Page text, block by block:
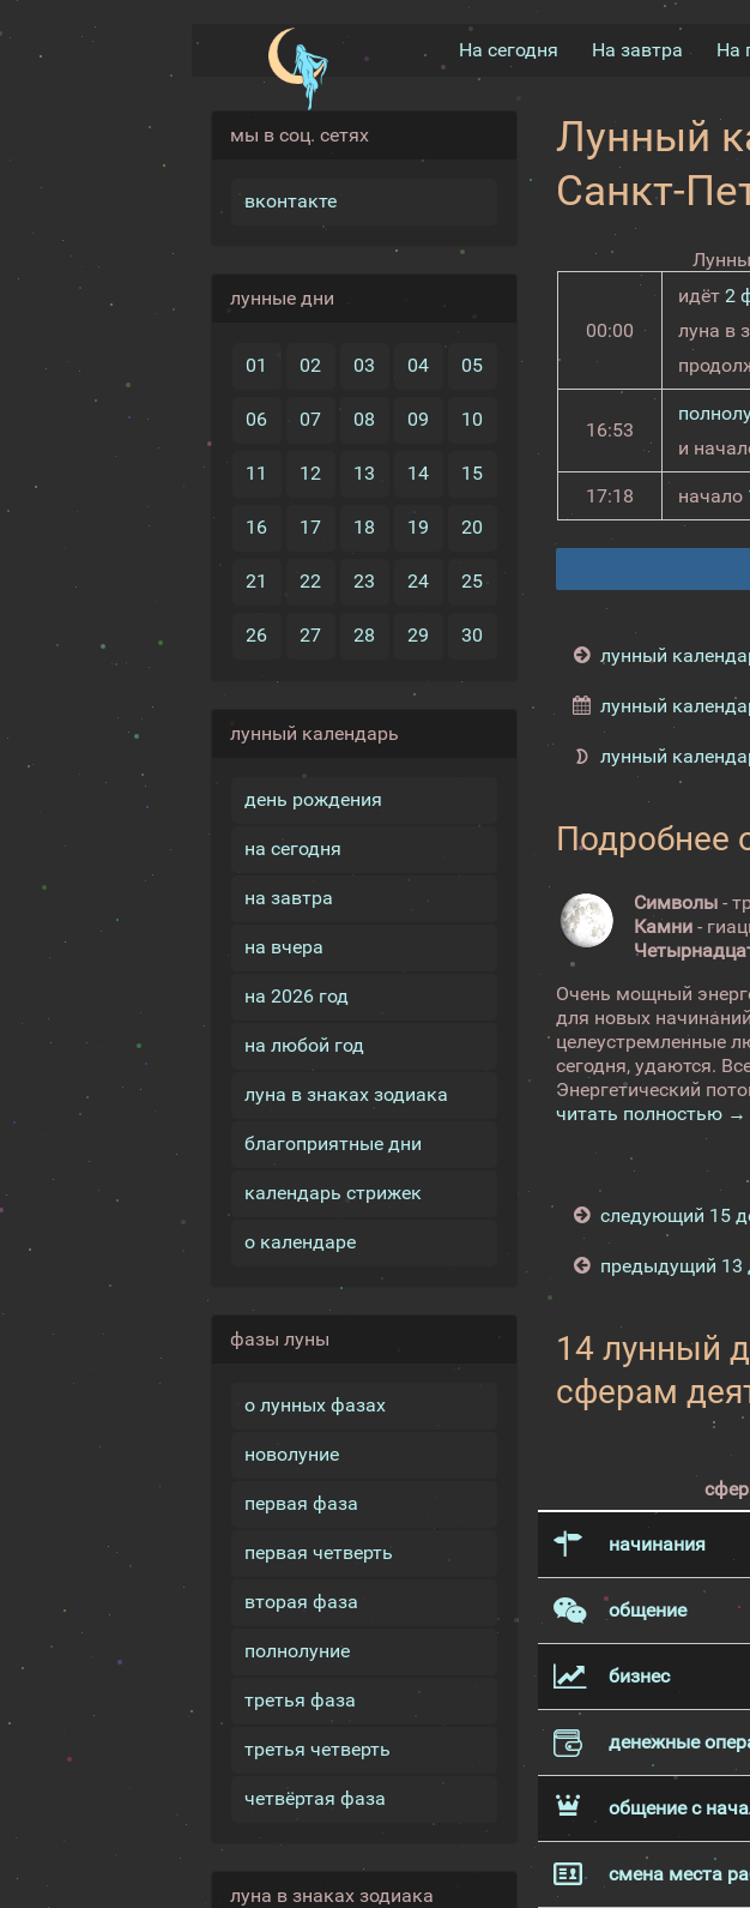
На сегодня На завтра На
мы в соц. сетях
вконтакте
лунные дни
01 02 03 04 05
06 07 08 09 10
11 12 13 14 15
16 17 18 19 20
21 22 23 24 25
26 27 28 29 30
лунный календарь
день рождения
на сегодня
на завтра
на вчера
на 2026 год
на любой год
луна в знаках зодиака
благоприятные дни
календарь стрижек
о календаре
фазы луны
о лунных фазах
новолуние
первая фаза
первая четверть
вторая фаза
полнолуние
третья фаза
третья четверть
четвёртая фаза
луна в знаках зодиака
Лунный
Санкт-
00:00
идёт 2
луна в
16:53
и
17:18 начало
лунный
лунный
лунный
Подробнее
Символы -
Камни -
Очень мощный
для новых
целеустремленные
сегодня, удаются.
Энергетический
читать полностью →
следующий 15
предыдущий 13
14 лунный
сферам
начинания
общение
бизнес
денежные
общение с
смена места